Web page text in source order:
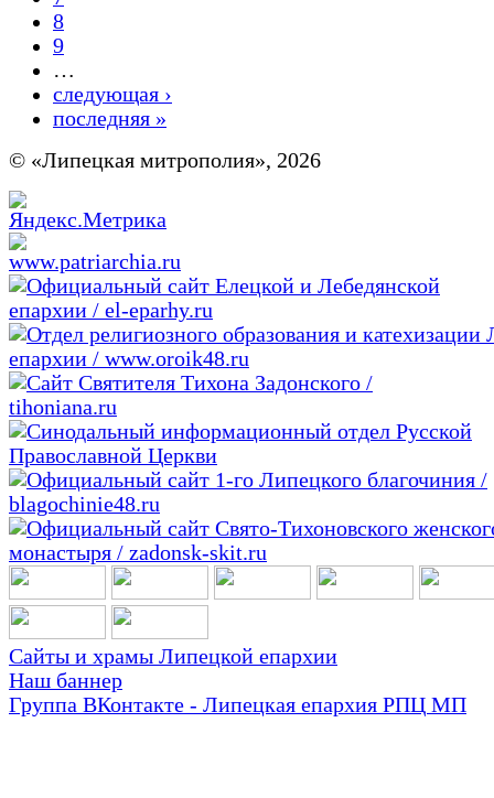
8
9
…
следующая ›
последняя »
© «Липецкая митрополия», 2026
Сайты и храмы Липецкой епархии
Наш баннер
Группа ВКонтакте - Липецкая епархия РПЦ МП